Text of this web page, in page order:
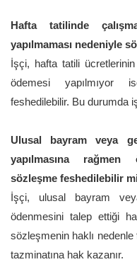
Hafta tatilinde
yapılmaması nedeniyle
İşçi, hafta tatili
ödemesi yapılmıyor
feshedilebilir. Bu durumda
Ulusal bayram veya
yapılmasına rağmen
sözleşme feshedilebilir
İşçi, ulusal bayram
ödenmesini talep ettiği
sözleşmenin haklı
tazminatına hak kazanır.